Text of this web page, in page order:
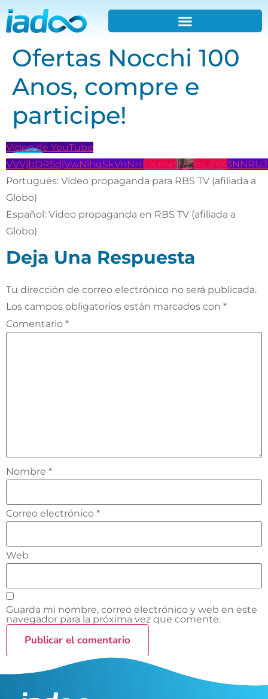
Ofertas Nocchi 100
Anos, compre e
participe!
Vídeo de YouTube
Portugués: Vídeo propaganda para RBS TV (afiliada a
Globo)
Español: Video propaganda en RBS TV (afiliada a
Globo)
Deja Una Respuesta
Tu dirección de correo electrónico no será publicada.
Los campos obligatorios están marcados con *
Comentario *
Nombre *
Correo electrónico *
Web
Guarda mi nombre, correo electrónico y web en este
navegador para la próxima vez que comente.